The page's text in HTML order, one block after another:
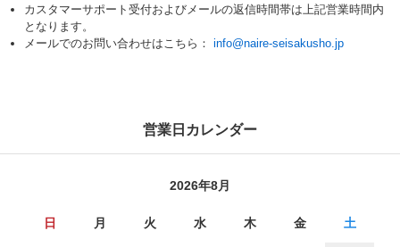
カスタマーサポート受付およびメールの返信時間帯は上記営業時間内
となります。
メールでのお問い合わせはこちら： info@naire-seisakusho.jp
営業日カレンダー
2026年8月
日 月 火 水 木 金 土